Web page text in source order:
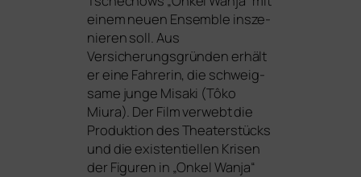
einem neu­en Ensemble insze­
nie­ren soll. Aus
Versicherungsgründen erhält
er eine Fahrerin, die schweig­
sa­me jun­ge Misaki (Tôko
Miura). Der Film ver­webt die
Produktion des Theaterstücks
und die exis­ten­ti­el­len Krisen
der Figuren in „Onkel Wanja“